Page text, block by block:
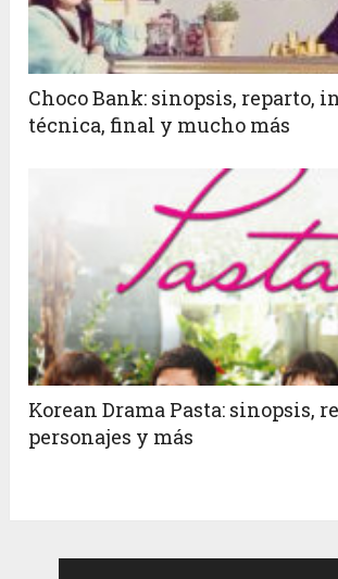
Choco Bank: sinopsis, reparto,
técnica, final y mucho más
Korean Drama Pasta: sinopsis,
personajes y más